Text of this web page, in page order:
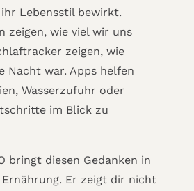
ihr Lebensstil bewirkt.
zeigen, wie viel wir uns
zeigen, wie
Nacht war. Apps helfen
Wasserzufuhr oder
im Blick zu
bringt diesen Gedanken in
Ernährung. Er zeigt dir nicht